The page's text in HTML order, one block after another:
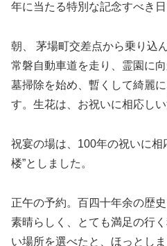
年に当たる特別な記念すべき日
朝、 茅場町交差点から乗り込
常磐自動車道を走り、霊園
墓掃除を始め、暫くして綺麗
す。生花は、お祝いに相応しい
祝宴の場は、100年の祝いに相
楼”としました。
正午の予約。百四十年余の歴
素晴らしく、とても満足の行
い場所を選べたと、ほっとしま